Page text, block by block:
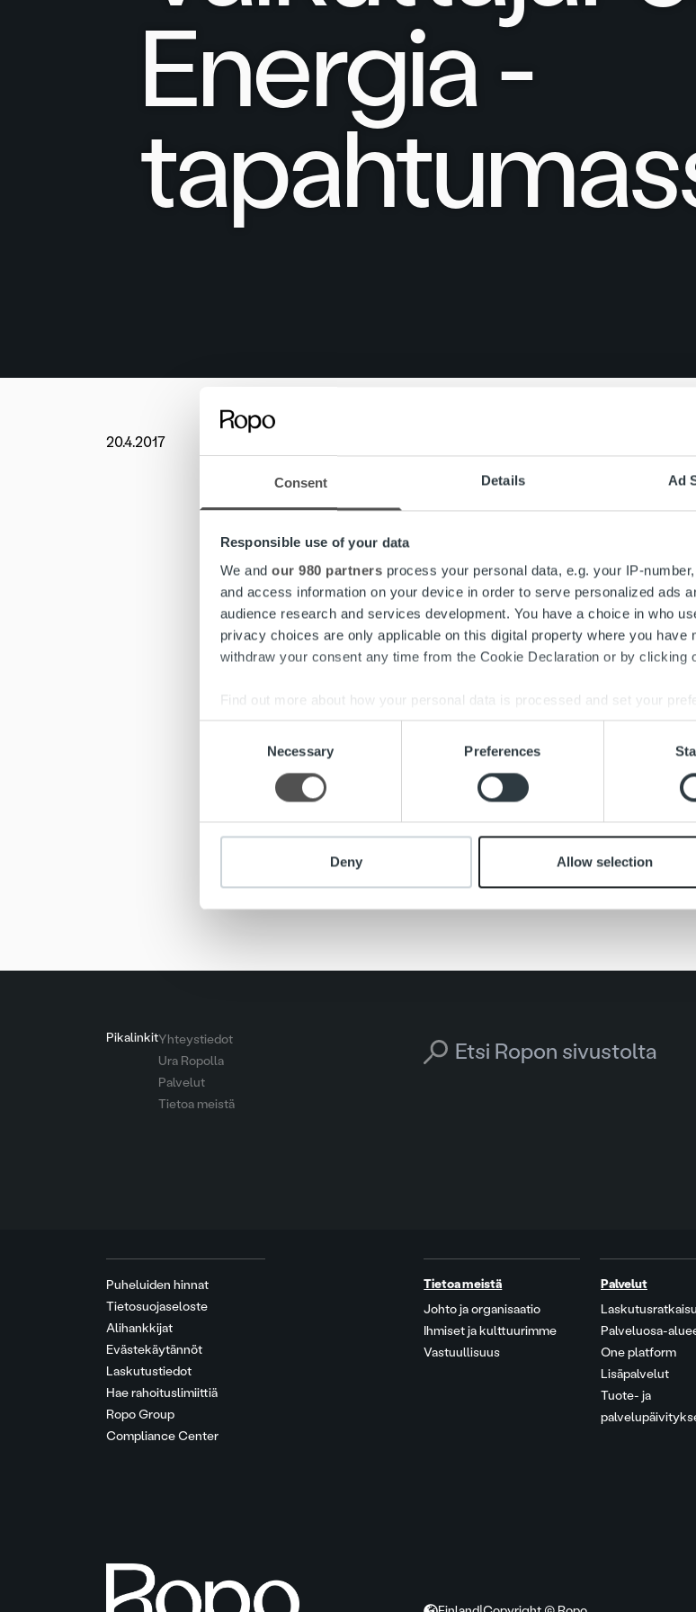
Consent Details Ad
Responsible use of your data
We and our 980 partners process your personal data, e.g. your IP-
and access information on your device in order to serve personalized ads
audience research and services development. You have a choice in who
privacy choices are only applicable on this digital property where you have
withdraw your consent any time from the Cookie Declaration or by clicking
Find out more about how your personal data is processed and set your
We use cookies to personalise content and ads, to provide social media
other information that you’ve provided to them or that they’ve collected
Necessary Preferences
Deny Allow selection
Energia -
20.4.2017
Olemme mukana Vanajanlinnassa 9.-10.5.
Tapahtuman kumppanina tuomme
energiatoimialalla. Aihealueemme keskittyy
Tapahtuma kokoaa yhteen valtakunnallisten ja
tietohallintojohdon. Tänä vuonna pääteemoja ovat
energiatuotanto ja tehon riittävyys,
tavoitteet.
Paikalla tapahtumassa ovat:
Mikko Uotinen, asiakkuusjohtaja, puh. 040 500 4339,
managementevents.fi/events/IndustryForum-
PikalinkitYhteystiedot
Ura Ropolla
Palvelut
Tietoa meistä
Search for:
Puheluiden hinnat
Tietosuojaseloste
Alihankkijat
Evästekäytännöt
Laskutustiedot
Hae rahoituslimiittiä
Ropo Group
Compliance Center
Tietoa meistä
Johto ja organisaatio
Ihmiset ja kulttuurimme
Vastuullisuus
Palvelut
Laskutusratkaisu
Palveluosa-
One platform
Lisäpalvelut
Tuote- ja